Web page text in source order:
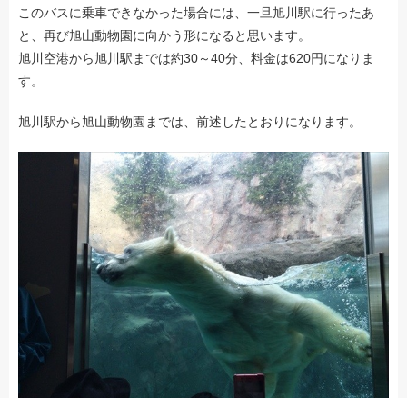
このバスに乗車できなかった場合には、一旦旭川駅に行ったあ
と、再び旭山動物園に向かう形になると思います。
旭川空港から旭川駅までは約30～40分、料金は620円になりま
す。
旭川駅から旭山動物園までは、前述したとおりになります。